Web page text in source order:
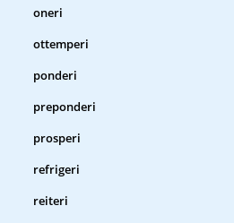
oneri
ottemperi
ponderi
preponderi
prosperi
refrigeri
reiteri